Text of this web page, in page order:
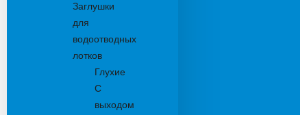
Заглушки
для
водоотводных
лотков
Глухие
С
выходом